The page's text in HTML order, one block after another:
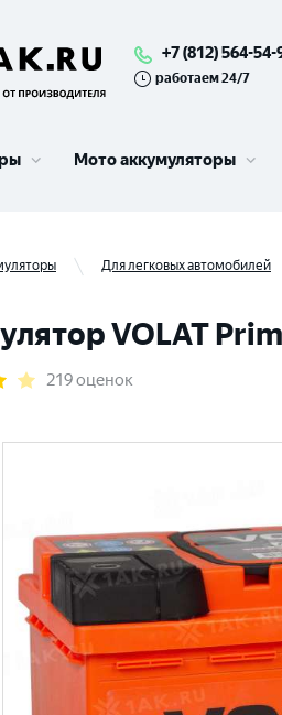
+7 (812) 564-54-
работаем 24/7
Мото аккумуляторы
Для легковых автомобилей
VOLAT
219 оценок